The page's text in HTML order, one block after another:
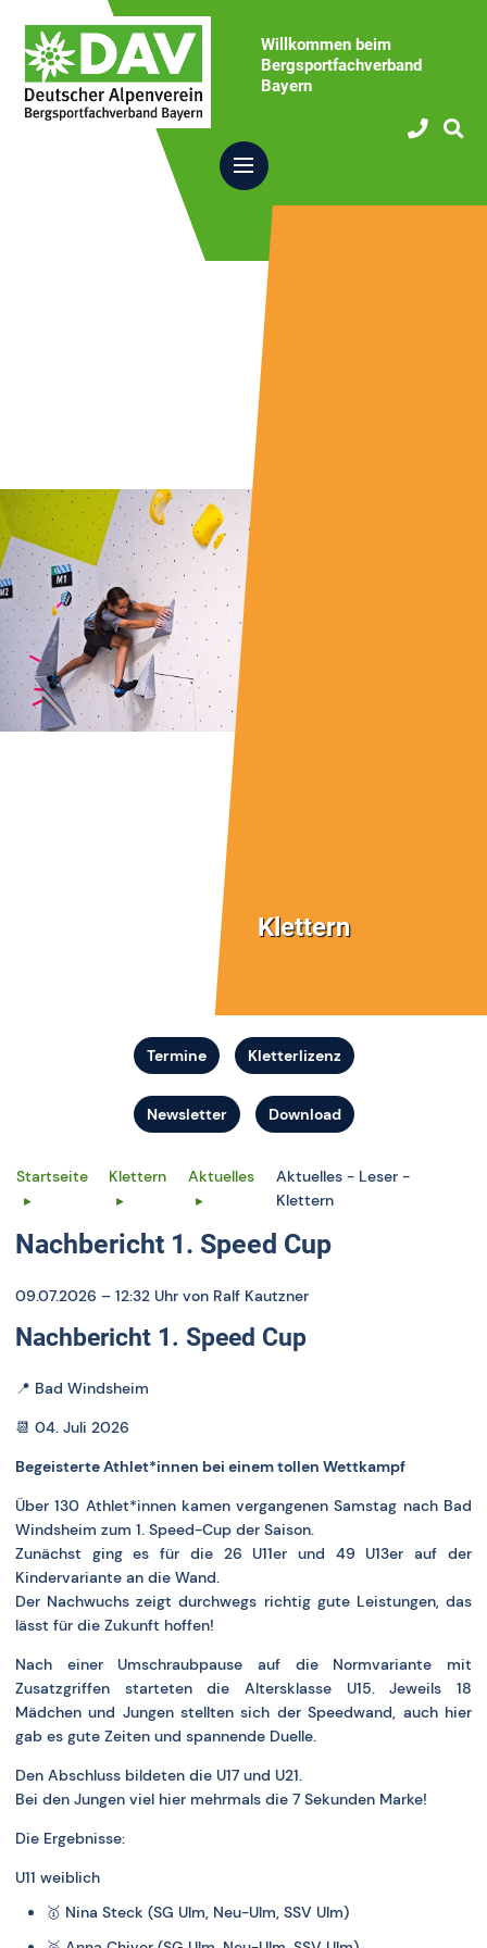
Willkommen beim
Bergsportfachverband
Bayern
Klettern
Termine Kletterlizenz
Newsletter Download
Startseite Klettern Aktuelles
Aktuelles - Leser -
Klettern
Nachbericht 1. Speed Cup
09.07.2026 – 12:32 Uhr von Ralf Kautzner
Nachbericht 1. Speed Cup
📍 Bad Windsheim
📆 04. Juli 2026
Begeisterte Athlet*innen bei einem tollen Wettkampf
Über 130 Athlet*innen kamen vergangenen Samstag nach Bad
Windsheim zum 1. Speed-Cup der Saison.
Zunächst ging es für die 26 U11er und 49 U13er auf der
Kindervariante an die Wand.
Der Nachwuchs zeigt durchwegs richtig gute Leistungen, das
lässt für die Zukunft hoffen!
Nach einer Umschraubpause auf die Normvariante mit
Zusatzgriffen starteten die Altersklasse U15. Jeweils 18
Mädchen und Jungen stellten sich der Speedwand, auch hier
gab es gute Zeiten und spannende Duelle.
Den Abschluss bildeten die U17 und U21.
Bei den Jungen viel hier mehrmals die 7 Sekunden Marke!
Die Ergebnisse:
U11 weiblich
🥇 Nina Steck (SG Ulm, Neu-Ulm, SSV Ulm)